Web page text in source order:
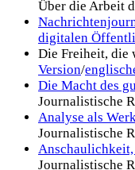
Über die Arbeit
digitalen
Die Freiheit, die
Version/
Die Macht des
Journalistische
Analyse als
Journalistische
Journalistische